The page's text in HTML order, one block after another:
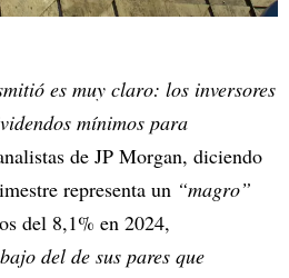
es muy claro: los inversores
mínimos para
de JP Morgan, diciendo
representa un “magro”
del 8,1% en 2024,
del de sus pares que